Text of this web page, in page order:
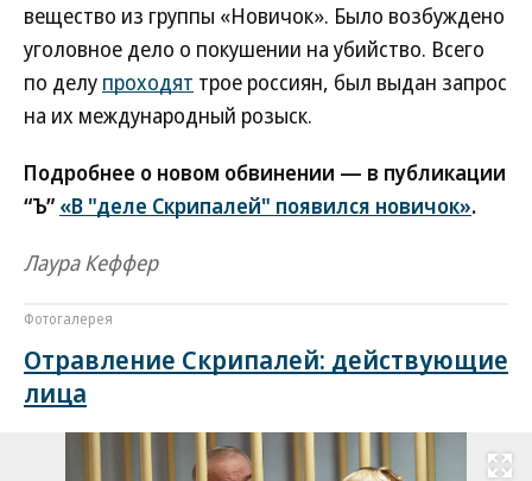
вещество из группы «Новичок». Было возбуждено
уголовное дело о покушении на убийство. Всего
по делу проходят трое россиян, был выдан запрос
на их международный розыск.
Подробнее о новом обвинении — в публикации
“Ъ” «В "деле Скрипалей" появился новичок».
Лаура Кеффер
Фотогалерея
Отравление Скрипалей: действующие
лица